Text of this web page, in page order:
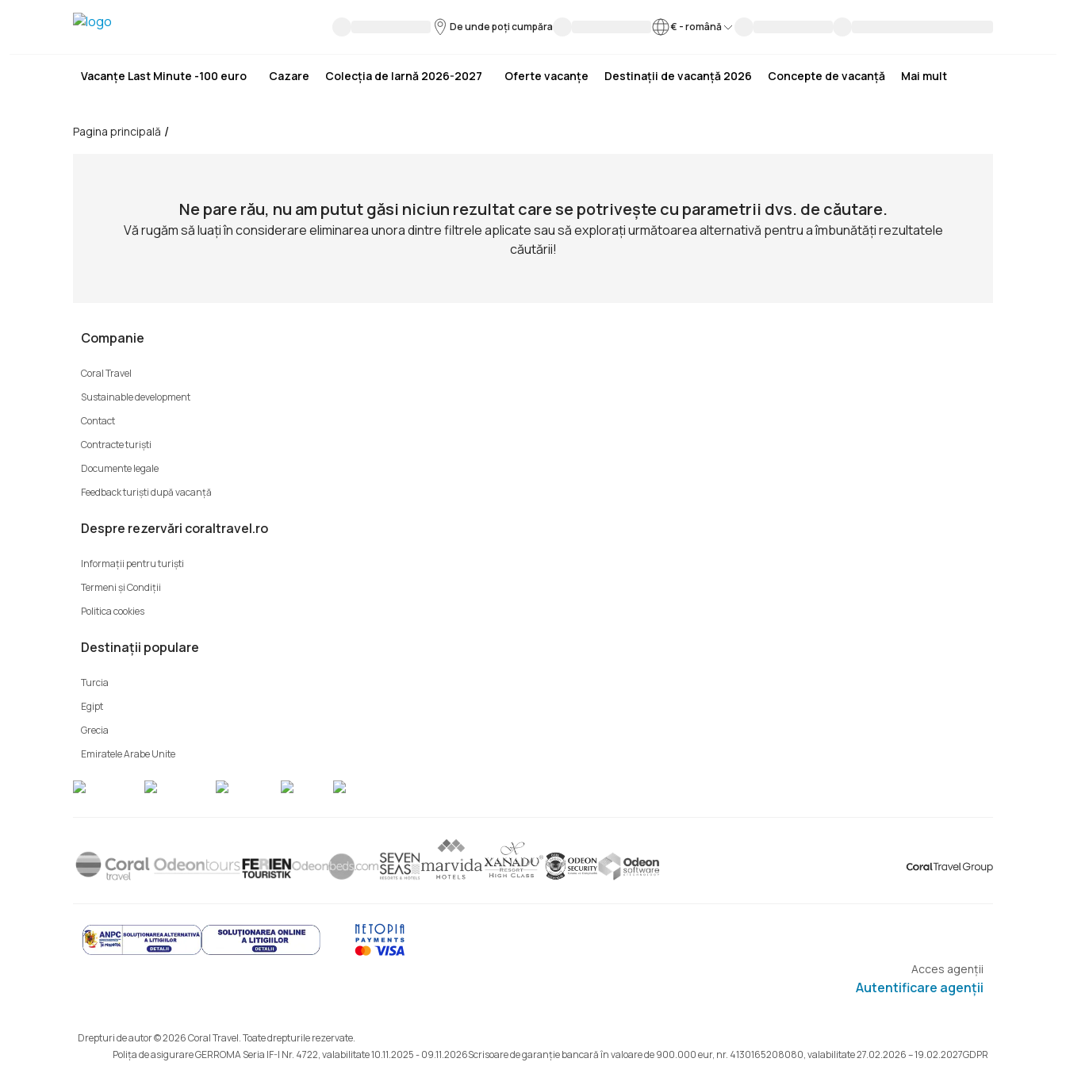
De unde poți cumpăra € -română
Vacanțe Last Minute -100 euro Cazare Colecția de Iarnă 2026-2027 Oferte vacanțe Destinații de vacanță 2026 Concepte de vacanță Mai mult
Pagina principală /
Ne pare rău, nu am putut găsi niciun rezultat care se potrivește cu parametrii dvs. de căutare.
Vă rugăm să luați în considerare eliminarea unora dintre filtrele aplicate sau să explorați următoarea alternativă pentru a îmbunătăți rezultatele
căutării!
Companie
Coral Travel
Sustainable development
Contact
Contracte turiști
Documente legale
Feedback turiști după vacanță
Despre rezervări coraltravel.ro
Informații pentru turiști
Termeni şi Condiții
Politica cookies
Destinații populare
Turcia
Egipt
Grecia
Emiratele Arabe Unite
Acces agenții
Autentificare agenții
Drepturi de autor © 2026 Coral Travel. Toate drepturile rezervate.
Polița de asigurare GERROMA Seria IF-I Nr. 4722, valabilitate 10.11.2025 - 09.11.2026Scrisoare de garanție bancară în valoare de 900.000 eur, nr. 4130165208080, valabilitate 27.02.2026 – 19.02.2027GDPR